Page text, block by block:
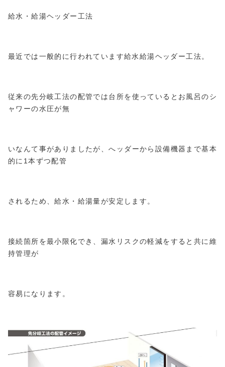
給水・給湯ヘッダー工法
最近では一般的に行われています給水給湯ヘッダー工法。
従来の先分岐工法の配管では台所を使っているとお風呂のシ
ャワーの水圧が無
いなんて事がありましたが、へッダーから設備機器まで基本
的に1本ずつ配管
されるため、給水・給湯量が安定します。
接続箇所を最小限化でき、漏水リスクの軽減をすると共に維
持管理が
容易になります。